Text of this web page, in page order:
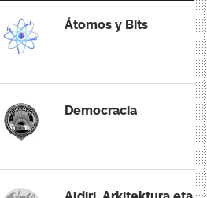
Átomos y Bits
Democracia